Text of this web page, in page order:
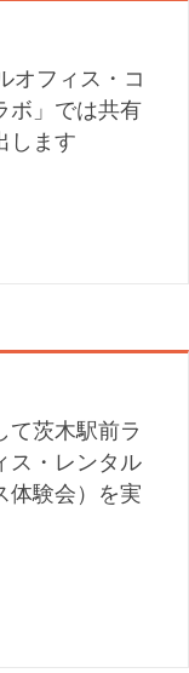
オフィス・コ
ボ」では共有
します
て茨木駅前ラ
ス・レンタル
体験会）を実